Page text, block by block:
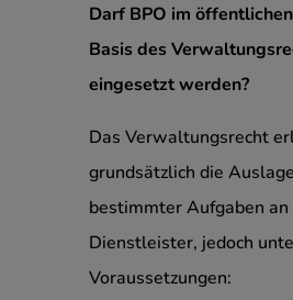
Darf BPO im
Basis des
eingesetzt werden?
Das Verwaltungsrecht
grundsätzlich die
bestimmter Aufgaben
Dienstleister, jedoch
Voraussetzungen: